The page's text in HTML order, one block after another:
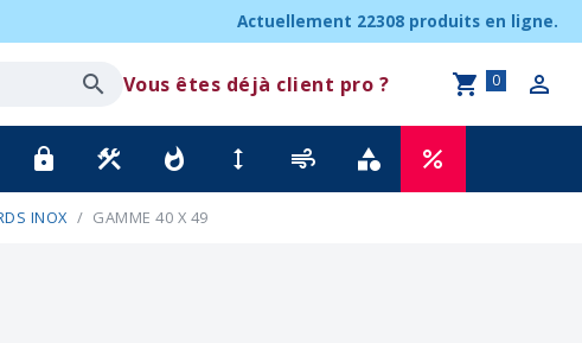
Actuellement 22308 produits en ligne.
Vous êtes déjà client pro ?
lock construction whatshot height air category percent
0
INOX GAMME 40 X 49